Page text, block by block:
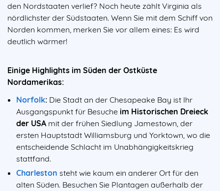
den Nordstaaten verlief? Noch heute zählt Virginia als
nördlichster der Südstaaten. Wenn Sie mit dem Schiff von
Norden kommen, merken Sie vor allem eines: Es wird
deutlich wärmer!
Einige Highlights im Süden der Ostküste
Nordamerikas:
Norfolk: Die Stadt an der Chesapeake Bay ist Ihr
Ausgangspunkt für Besuche im Historischen Dreieck
der USA mit der frühen Siedlung Jamestown, der
ersten Hauptstadt Williamsburg und Yorktown, wo die
entscheidende Schlacht im Unabhängigkeitskrieg
stattfand.
Charleston steht wie kaum ein anderer Ort für den
alten Süden. Besuchen Sie Plantagen außerhalb der